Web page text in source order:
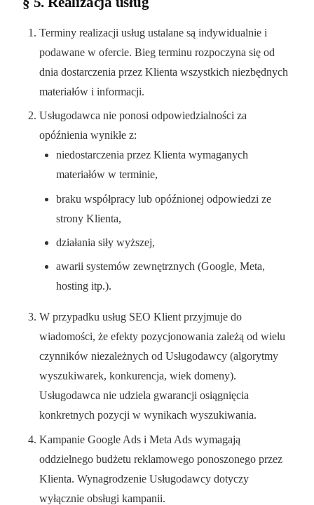
Terminy realizacji usług ustalane są indywidualnie i
podawane w ofercie. Bieg terminu rozpoczyna się od
dnia dostarczenia przez Klienta wszystkich niezbędnych
materiałów i informacji.
Usługodawca nie ponosi odpowiedzialności za
opóźnienia wynikłe z:
niedostarczenia przez Klienta wymaganych
materiałów w terminie,
braku współpracy lub opóźnionej odpowiedzi ze
strony Klienta,
działania siły wyższej,
awarii systemów zewnętrznych (Google, Meta,
hosting itp.).
W przypadku usług SEO Klient przyjmuje do
wiadomości, że efekty pozycjonowania zależą od wielu
czynników niezależnych od Usługodawcy (algorytmy
wyszukiwarek, konkurencja, wiek domeny).
Usługodawca nie udziela gwarancji osiągnięcia
konkretnych pozycji w wynikach wyszukiwania.
Kampanie Google Ads i Meta Ads wymagają
oddzielnego budżetu reklamowego ponoszonego przez
Klienta. Wynagrodzenie Usługodawcy dotyczy
wyłącznie obsługi kampanii.